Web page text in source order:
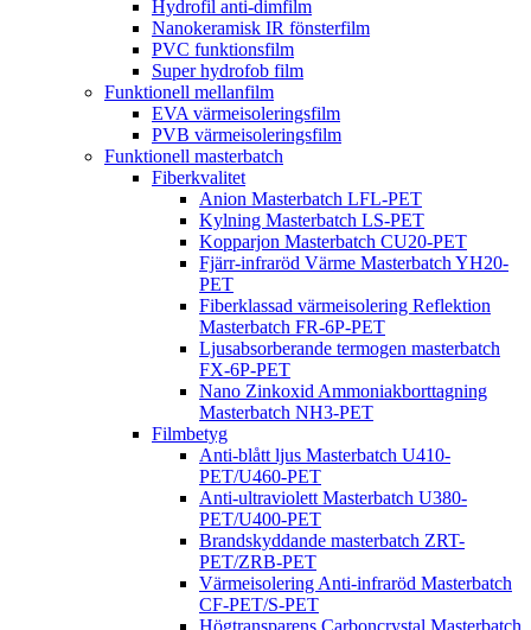
Hydrofil anti-dimfilm
Nanokeramisk IR fönsterfilm
PVC funktionsfilm
Super hydrofob film
Funktionell mellanfilm
EVA värmeisoleringsfilm
PVB värmeisoleringsfilm
Funktionell masterbatch
Fiberkvalitet
Anion Masterbatch LFL-PET
Kylning Masterbatch LS-PET
Kopparjon Masterbatch CU20-PET
Fjärr-infraröd Värme Masterbatch YH20-
PET
Fiberklassad värmeisolering Reflektion
Masterbatch FR-6P-PET
Ljusabsorberande termogen masterbatch
FX-6P-PET
Nano Zinkoxid Ammoniakborttagning
Masterbatch NH3-PET
Filmbetyg
Anti-blått ljus Masterbatch U410-
PET/U460-PET
Anti-ultraviolett Masterbatch U380-
PET/U400-PET
Brandskyddande masterbatch ZRT-
PET/ZRB-PET
Värmeisolering Anti-infraröd Masterbatch
CF-PET/S-PET
Högtransparens Carboncrystal Masterbatch